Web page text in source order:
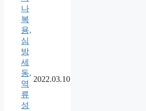
나
복
용,
심
방
세
동,
역
류
성
2022.03.10